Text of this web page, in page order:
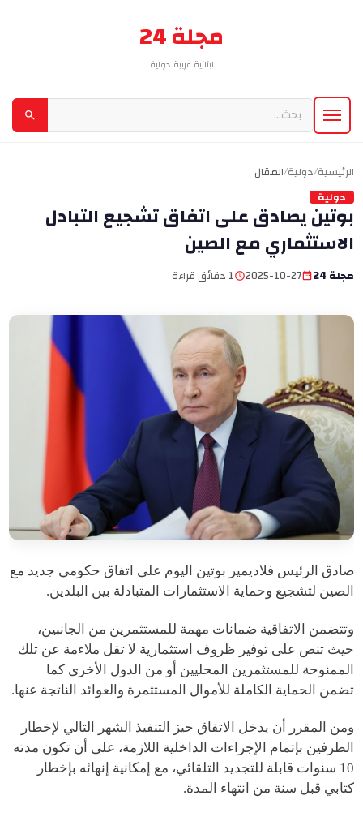
مجلة 24
لبنانية عربية دولية
الرئيسية/دولية/المقال
دولية
بوتين يصادق على اتفاق تشجيع التبادل
الاستثماري مع الصين
مجلة 24 2025-10-27 1 دقائق قراءة
صادق الرئيس فلاديمير بوتين اليوم على اتفاق حكومي جديد مع
الصين لتشجيع وحماية الاستثمارات المتبادلة بين البلدين.
وتتضمن الاتفاقية ضمانات مهمة للمستثمرين من الجانبين،
حيث تنص على توفير ظروف استثمارية لا تقل ملاءمة عن تلك
الممنوحة للمستثمرين المحليين أو من الدول الأخرى كما
تضمن الحماية الكاملة للأموال المستثمرة والعوائد الناتجة عنها.
ومن المقرر أن يدخل الاتفاق حيز التنفيذ الشهر التالي لإخطار
الطرفين بإتمام الإجراءات الداخلية اللازمة، على أن تكون مدته
10 سنوات قابلة للتجديد التلقائي، مع إمكانية إنهائه بإخطار
كتابي قبل سنة من انتهاء المدة.